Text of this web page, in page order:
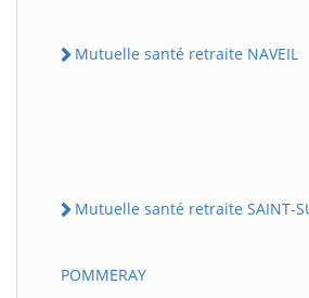
Mutuelle santé retraite NAVEIL
Mutuelle santé retraite SAINT-
POMMERAY